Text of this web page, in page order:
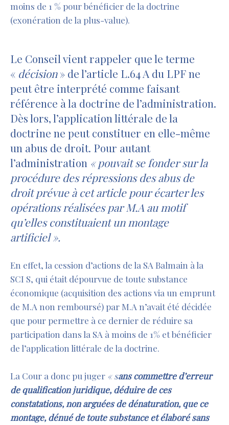
moins de 1 % pour bénéficier de la doctrine
(exonération de la plus-value).
Le Conseil vient rappeler que le terme
« décision» de l’article L.64 A du LPF ne
peut être interprété comme faisant
référence à la doctrine de l’administration.
Dès lors, l’application littérale de la
doctrine ne peut constituer en elle-même
un abus de droit. Pour autant
l’administration « pouvait se fonder sur la
procédure des répressions des abus de
droit prévue à cet article pour écarter les
opérations réalisées par M.A au motif
qu’elles constituaient un montage
artificiel ».
En effet, la cession d’actions de la SA Balmain à la
SCI S, qui était dépourvue de toute substance
économique (acquisition des actions via un emprunt
de M.A non remboursé) par M.A n’avait été décidée
que pour permettre à ce dernier de réduire sa
participation dans la SA à moins de 1% et bénéficier
de l’application littérale de la doctrine.
La Cour a donc pu juger «sans commettre d’erreur
de qualification juridique, déduire de ces
constatations, non arguées de dénaturation, que ce
montage, dénué de toute substance et élaboré sans